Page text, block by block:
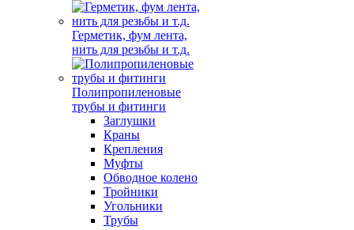
Герметик, фум лента,
нить для резьбы и т.д.
Полипропиленовые
трубы и фитинги
Заглушки
Краны
Крепления
Муфты
Обводное колено
Тройники
Угольники
Трубы